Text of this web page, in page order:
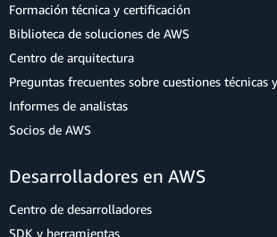
Formación técnica y certificación
Biblioteca de soluciones de AWS
Centro de arquitectura
Preguntas frecuentes sobre cuestiones técnicas
Informes de analistas
Socios de AWS
Desarrolladores en AWS
Centro de desarrolladores
SDK y herramientas